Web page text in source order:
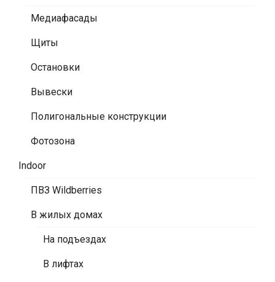
Медиафасады
Щиты
Остановки
Вывески
Полигональные конструкции
Фотозона
Indoor
ПВЗ Wildberries
В жилых домах
На подъездах
В лифтах